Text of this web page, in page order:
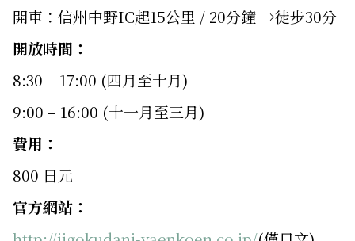
開車：信州中野IC起15公里 / 20分鐘 →徒步30分
開放時間：
8:30 – 17:00 (四月至十月)
9:00 – 16:00 (十一月至三月)
費用：
800 日元
官方網站：